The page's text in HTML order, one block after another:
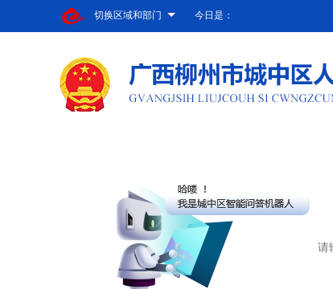
切换区域和部门 今日是：